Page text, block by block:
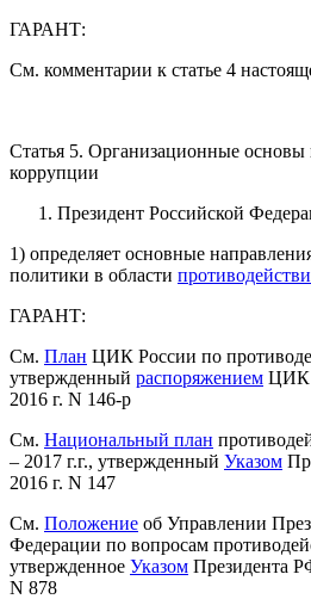
ГАРАНТ:
См. комментарии к статье 4
Статья 5. Организационные основы
коррупции
Президент Российской
1) определяет основные
политики в области
ГАРАНТ:
См. План ЦИК России по
утвержденный распоряжением ЦИК
2016 г. N 146-р
См. Национальный план
– 2017 г.г., утвержденный Указом
2016 г. N 147
См. Положение об Управлении
Федерации по вопросам
утвержденное Указом Президента
N 878